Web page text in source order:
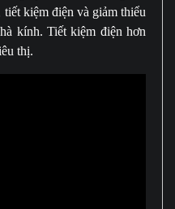
kiệm điện và giảm thiểu
kính. Tiết kiệm điện hơn
thị.